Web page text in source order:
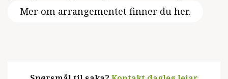
Mer om arrangementet finner du her.